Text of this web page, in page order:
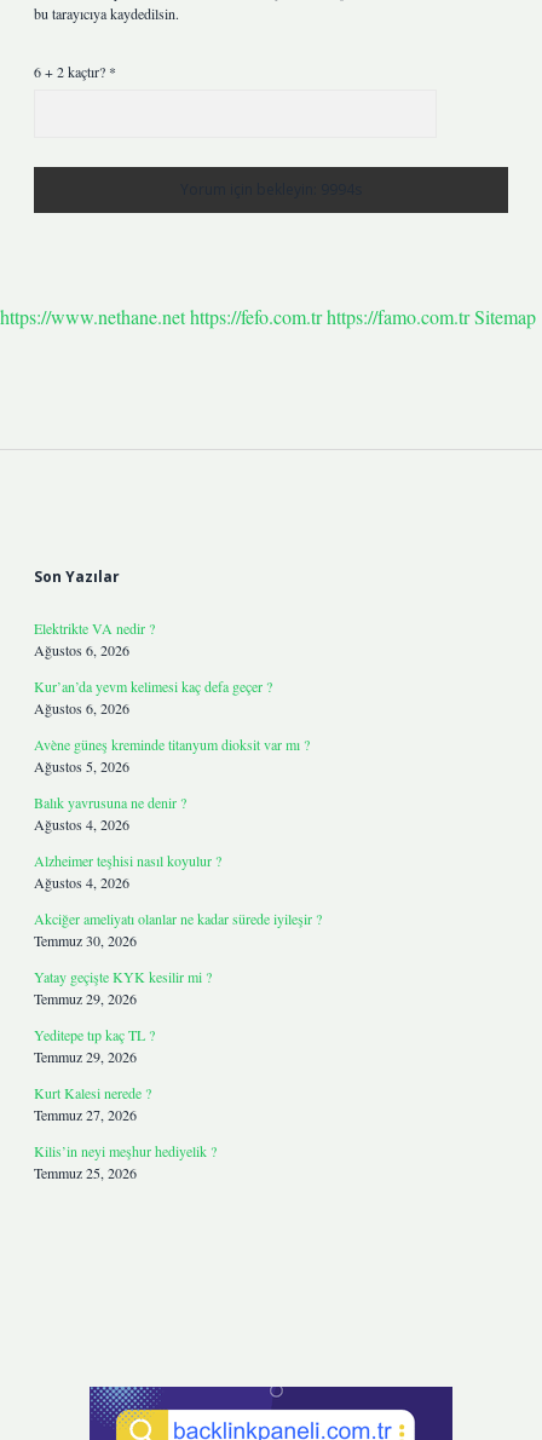
bu tarayıcıya kaydedilsin.
6 + 2 kaçtır? *
https://www.nethane.nethttps://fefo.com.trhttps://famo.com.trSitemap
Son Yazılar
Elektrikte VA nedir ?
Ağustos 6, 2026
Kur’an’da yevm kelimesi kaç defa geçer ?
Ağustos 6, 2026
Avène güneş kreminde titanyum dioksit var mı ?
Ağustos 5, 2026
Balık yavrusuna ne denir ?
Ağustos 4, 2026
Alzheimer teşhisi nasıl koyulur ?
Ağustos 4, 2026
Akciğer ameliyatı olanlar ne kadar sürede iyileşir ?
Temmuz 30, 2026
Yatay geçişte KYK kesilir mi ?
Temmuz 29, 2026
Yeditepe tıp kaç TL ?
Temmuz 29, 2026
Kurt Kalesi nerede ?
Temmuz 27, 2026
Kilis’in neyi meşhur hediyelik ?
Temmuz 25, 2026